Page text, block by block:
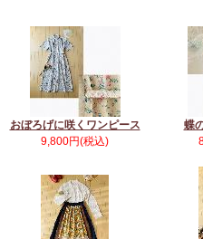
おぼろげに咲くワンピース
9,800円(税込)
蝶